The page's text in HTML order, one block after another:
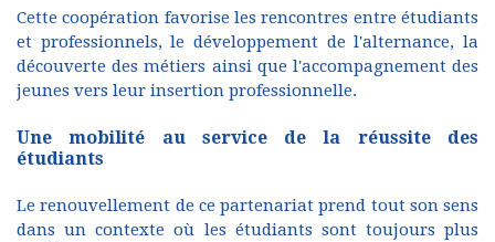
Cette coopération favorise les rencontres entre étudiants
et professionnels, le développement de l'alternance, la
découverte des métiers ainsi que l'accompagnement des
jeunes vers leur insertion professionnelle.
Une mobilité au service de la réussite des
étudiants
Le renouvellement de ce partenariat prend tout son sens
dans un contexte où les étudiants sont toujours plus